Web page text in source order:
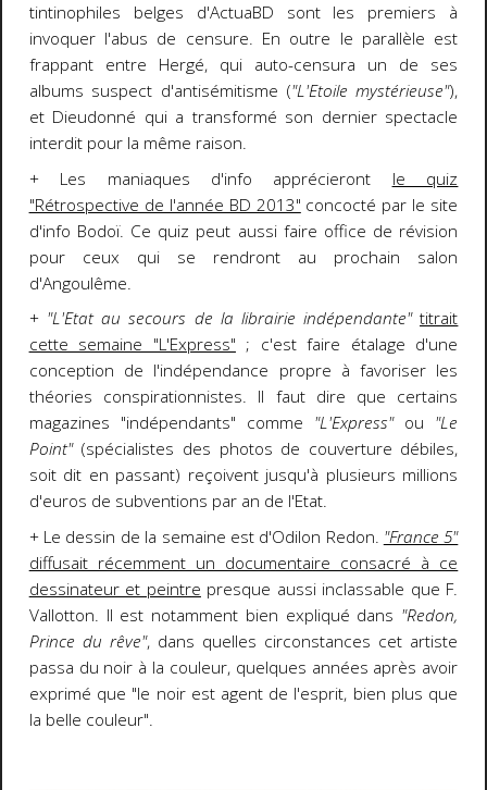
tintinophiles belges d'ActuaBD sont les premiers à
invoquer l'abus de censure. En outre le parallèle est
frappant entre Hergé, qui auto-censura un de ses
albums suspect d'antisémitisme ("L'Etoile mystérieuse"),
et Dieudonné qui a transformé son dernier spectacle
interdit pour la même raison.
+ Les maniaques d'info apprécieront le quiz
"Rétrospective de l'année BD 2013" concocté par le site
d'info Bodoï. Ce quiz peut aussi faire office de révision
pour ceux qui se rendront au prochain salon
d'Angoulême.
+ "L'Etat au secours de la librairie indépendante" titrait
cette semaine "L'Express" ; c'est faire étalage d'une
conception de l'indépendance propre à favoriser les
théories conspirationnistes. Il faut dire que certains
magazines "indépendants" comme "L'Express"ou "Le
Point"(spécialistes des photos de couverture débiles,
soit dit en passant) reçoivent jusqu'à plusieurs millions
d'euros de subventions par an de l'Etat.
+ Le dessin de la semaine est d'Odilon Redon. "France 5"
diffusait récemment un documentaire consacré à ce
dessinateur et peintre presque aussi inclassable que F.
Vallotton. Il est notamment bien expliqué dans "Redon,
Prince du rêve", dans quelles circonstances cet artiste
passa du noir à la couleur, quelques années après avoir
exprimé que "le noir est agent de l'esprit, bien plus que
la belle couleur".